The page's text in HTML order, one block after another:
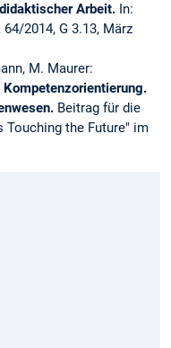
Arbeit. In:
2014, G 3.13, März
M. Maurer:
Beitrag für die
Touching the Future" im